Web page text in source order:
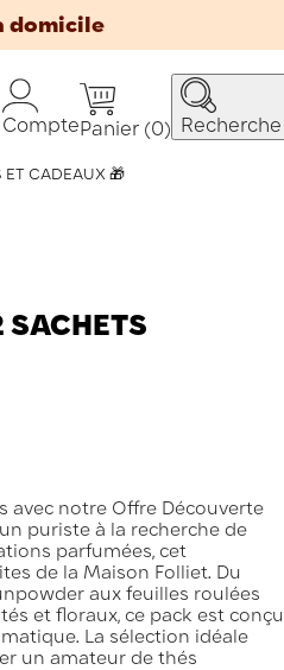
domicile
ComptePanier (0) Recherche
ET CADEAUX 🎁
SACHETS
avec notre Offre Découverte
puriste à la recherche de
parfumées, cet
de la Maison Folliet. Du
aux feuilles roulées
et floraux, ce pack est conçu
La sélection idéale
un amateur de thés